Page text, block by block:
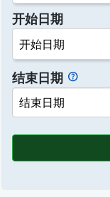
开始日期
结束日期